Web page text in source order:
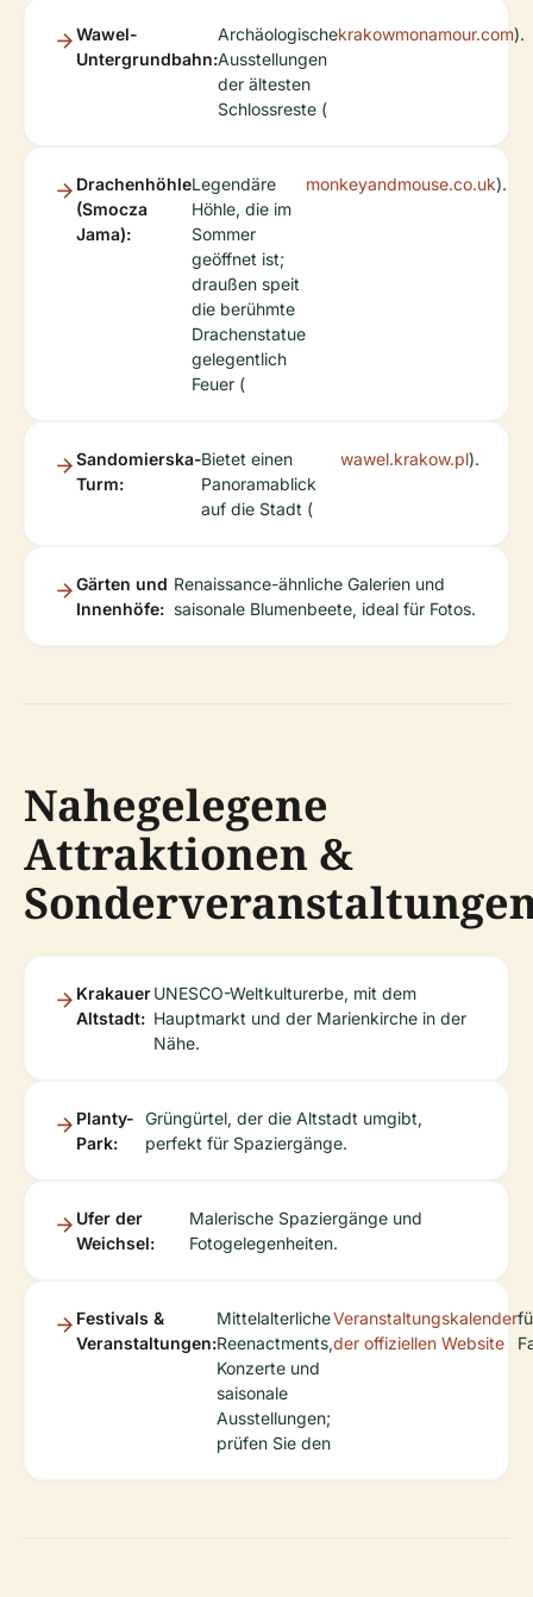
Wawel-
Untergrundbahn:
Archäologische
Ausstellungen
der ältesten
Schlossreste (
krakowmonamour.com).
Drachenhöhle
(Smocza
Jama):
Legendäre
Höhle, die im
Sommer
geöffnet ist;
draußen speit
die berühmte
Drachenstatue
gelegentlich
Feuer (
monkeyandmouse.co.uk).
Sandomierska-
Turm:
Bietet einen
Panoramablick
auf die Stadt (
wawel.krakow.pl).
Gärten und
Innenhöfe:
Renaissance-ähnliche Galerien und
saisonale Blumenbeete, ideal für Fotos.
Nahegelegene
Attraktionen &
Krakauer
Altstadt:
UNESCO-Weltkulturerbe, mit dem
Hauptmarkt und der Marienkirche in der
Nähe.
Planty-
Park:
Grüngürtel, der die Altstadt umgibt,
perfekt für Spaziergänge.
Ufer der
Weichsel:
Malerische Spaziergänge und
Fotogelegenheiten.
Festivals &
Veranstaltungen:
Mittelalterliche
Reenactments,
Konzerte und
saisonale
Ausstellungen;
prüfen Sie den
Veranstaltungskalender
der offiziellen Website